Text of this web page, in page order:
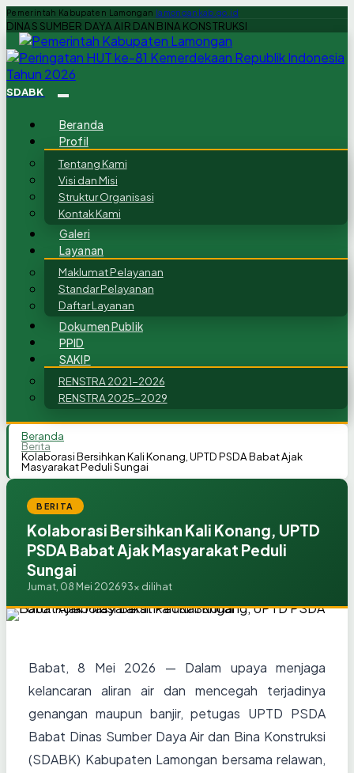
Pemerintah Kabupaten Lamongan lamongankab.go.id
DINAS SUMBER DAYA AIR DAN BINA KONSTRUKSI
SDABK
Beranda
Profil
Tentang Kami
Visi dan Misi
Struktur Organisasi
Kontak Kami
Galeri
Layanan
Maklumat Pelayanan
Standar Pelayanan
Daftar Layanan
Dokumen Publik
PPID
SAKIP
RENSTRA 2021-2026
RENSTRA 2025-2029
Beranda
Berita
Kolaborasi Bersihkan Kali Konang, UPTD PSDA Babat Ajak
Masyarakat Peduli Sungai
BERITA
Kolaborasi Bersihkan Kali Konang, UPTD
PSDA Babat Ajak Masyarakat Peduli
Sungai
Jumat, 08 Mei 202693x dilihat
Babat, 8 Mei 2026 — Dalam upaya menjaga
kelancaran aliran air dan mencegah terjadinya
genangan maupun banjir, petugas UPTD PSDA
Babat Dinas Sumber Daya Air dan Bina Konstruksi
(SDABK) Kabupaten Lamongan bersama relawan,